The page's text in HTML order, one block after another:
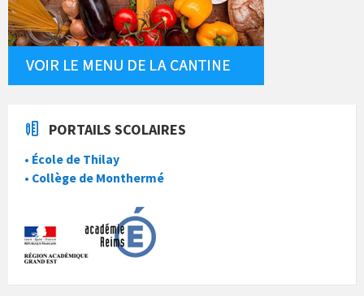
PORTAILS SCOLAIRES
• École de Thilay
• Collège de Monthermé